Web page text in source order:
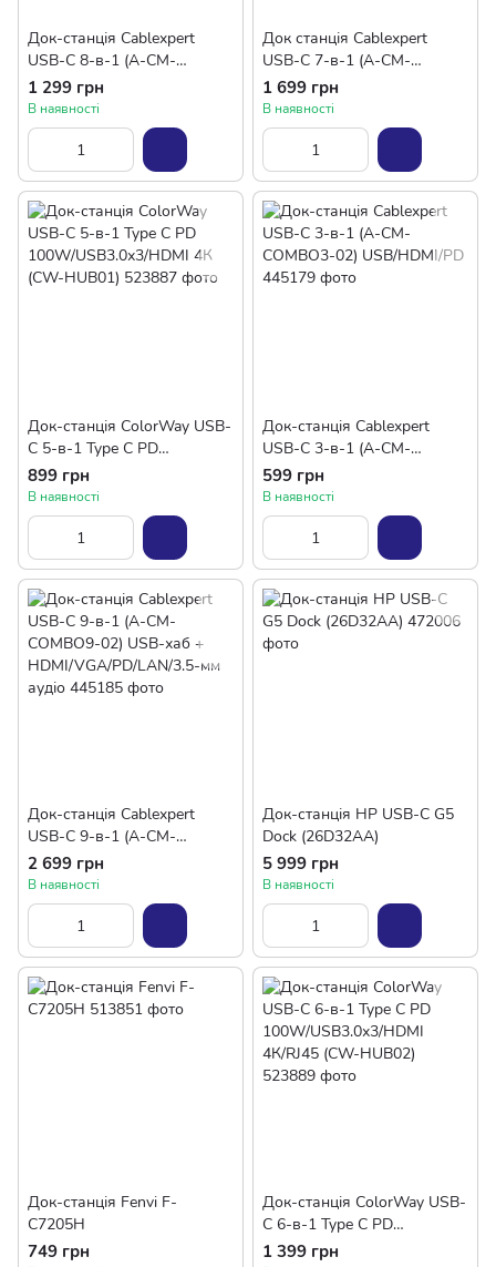
Док-станція Cablexpert
USB-C 8-в-1 (A-CM-
COMBO8-02) USB
3.0/HDMI//VGA/PD/
картридер/стерео-аудіо
1 299 грн
В наявності
Док станція Cablexpert
USB-C 7-в-1 (A-CM-
COMBO7-01)
1 699 грн
В наявності
Док-станція ColorWay USB-
C 5-в-1 Type C PD
100W/USB3.0х3/HDMI 4К
(CW-HUB01)
899 грн
В наявності
Док-станція Cablexpert
USB-C 3-в-1 (A-CM-
COMBO3-02) USB/HDMI/PD
599 грн
В наявності
Док-станція Cablexpert
USB-C 9-в-1 (A-CM-
COMBO9-02) USB-хаб +
HDMI/VGA/PD/LAN/3.5-мм
аудіо
2 699 грн
В наявності
Док-станція HP USB-C G5
Dock (26D32AA)
5 999 грн
В наявності
Док-станція Fenvi F-
C7205H
749 грн
Док-станція СolorWay USB-
C 6-в-1 Type C PD
100W/USB3.0х3/HDMI
1 399 грн